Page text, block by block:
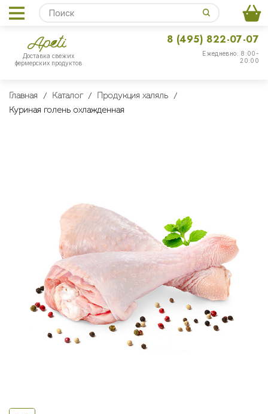
Доставка свежих
фермерских продуктов
Ежедневно: 8:00-
20:00
8 (495) 822-07-07
Главная Каталог
Продукция халяль
Куриная голень охлажденная